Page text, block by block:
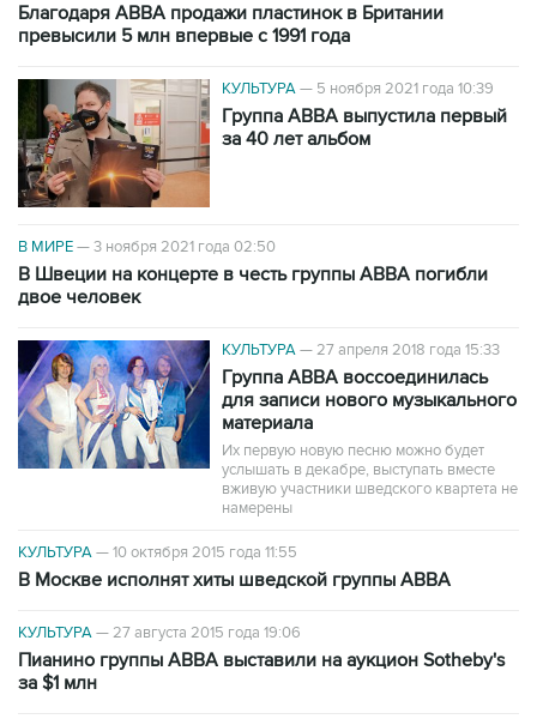
Благодаря ABBA продажи пластинок в Британии
превысили 5 млн впервые с 1991 года
КУЛЬТУРА— 5 ноября 2021 года 10:39
Группа ABBA выпустила первый
за 40 лет альбом
В МИРЕ—3 ноября 2021 года 02:50
В Швеции на концерте в честь группы ABBA погибли
двое человек
КУЛЬТУРА—27 апреля 2018 года 15:33
Группа ABBA воссоединилась
для записи нового музыкального
материала
Их первую новую песню можно будет
услышать в декабре, выступать вместе
вживую участники шведского квартета не
намерены
КУЛЬТУРА—10 октября 2015 года 11:55
В Москве исполнят хиты шведской группы ABBA
КУЛЬТУРА—27 августа 2015 года 19:06
Пианино группы ABBA выставили на аукцион Sotheby's
за $1 млн